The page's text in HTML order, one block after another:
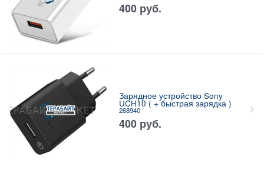
400 руб.
Зарядное устройство Sony
UCH10 ( + быстрая зарядка )
268940
400 руб.